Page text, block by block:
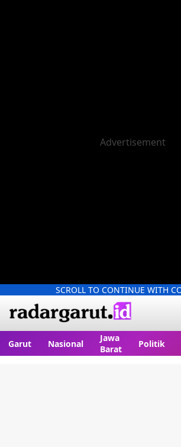
SCROLL TO CONTINUE WITH
Garut Nasional
Jawa
Barat
Politik